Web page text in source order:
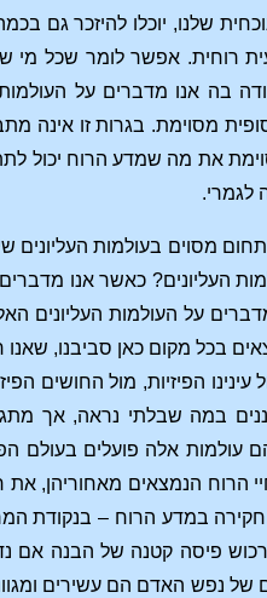
שלנו, יוכלו להיזכר גם
רוחית. אפשר לומר שכל מי
בה אנו מדברים על
מסוימת. בגרות זו
את מה שמדע הרוח יכול
לגמרי.
מסוים בעולמות העליונים
העליונים? כאשר אנו
על העולמות
בכל מקום כאן סביבנו,
הפיזיות, מול החושים
במה שבלתי נראה, אך
אלה פועלים בעולם
הרוח הנמצאים מאחוריהן,
במדע הרוח – בנקודת
פיסה קטנה של הבנה אם
נפש האדם הם עשירים